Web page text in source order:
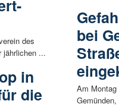
des
jährlichen ...
in
die
bei
Am